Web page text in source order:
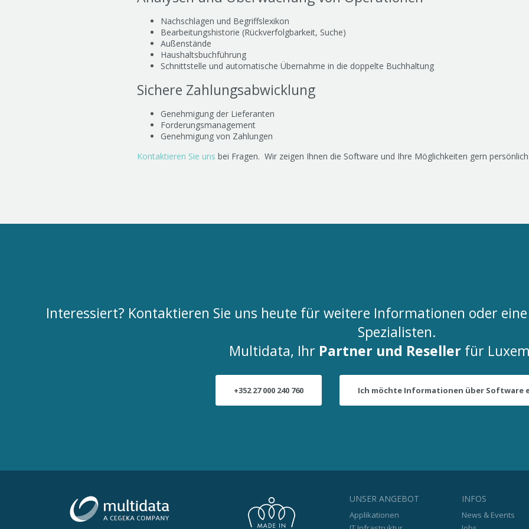
Nachschlagen und Begriffslexikon
Bearbeitungshistorie (Rückverfolgbarkeit, Suche)
Außenstände
Haushaltsbuchführung
Schnittstelle und automatische Übernahme in die doppelte Buchhaltung
Sichere Zahlungsabwicklung
Genehmigung der Lieferanten
Forderungsmanagement
Genehmigung von Zahlungen
Kontaktieren Sie uns bei Fragen. Wir zeigen Ihnen die Software und Ihre Möglichkeiten gern
Interessiert? Kontaktieren Sie uns heute für weitere Informationen oder
Spezialisten.
Multidata, Ihr Partner und Reseller für
+352 27 000 240 760 Ich möchte Informationen über Software
UNSER ANGEBOT
Applikationen
INFOS
News & Events